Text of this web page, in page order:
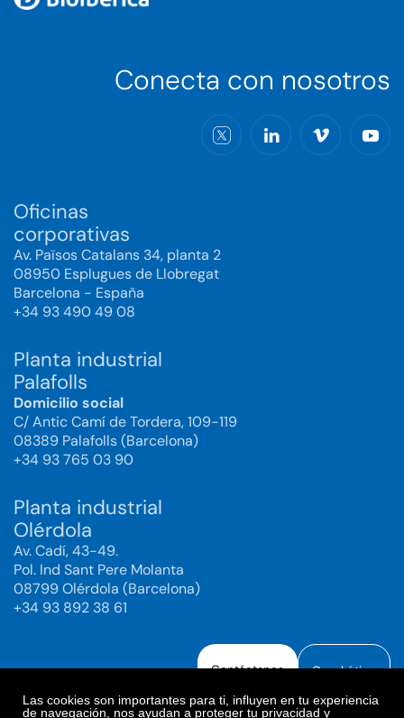
Las cookies son importantes para ti, influyen en tu experiencia
de navegación, nos ayudan a proteger tu privacidad y
Conecta con nosotros
Oficinas
corporativas
Av. Països Catalans 34, planta 2
08950 Esplugues de Llobregat
Barcelona - España
+34 93 490 49 08
Planta industrial
Palafolls
Domicilio social
C/ Antic Camí de Tordera, 109-119
08389 Palafolls (Barcelona)
+34 93 765 03 90
Planta industrial
Olérdola
Av. Cadí, 43-49.
Pol. Ind Sant Pere Molanta
08799 Olérdola (Barcelona)
+34 93 892 38 61
Contáctanos Canal ético